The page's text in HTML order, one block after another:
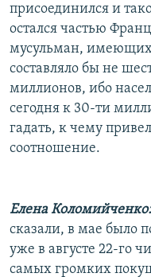
присоединился и
остался частью
мусульман, имеющих
составляло бы не
миллионов, ибо
сегодня к 30-ти
гадать, к чему
соотношение.
Елена Коломийченко:
сказали, в мае было
уже в августе 22-го
самых громких